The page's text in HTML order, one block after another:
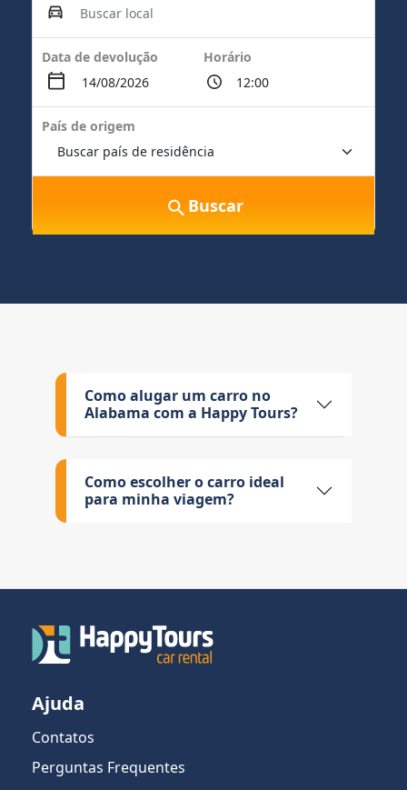
Data de devolução Horário
País de origem
Buscar
Como alugar um carro no
Alabama com a Happy Tours?
Como escolher o carro ideal
para minha viagem?
Ajuda
Contatos
Perguntas Frequentes